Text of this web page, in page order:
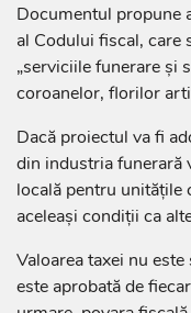
Documentul propune
al Codului fiscal, care
„serviciile funerare și
coroanelor, florilor
Dacă proiectul va fi
din industria funerară
locală pentru unitățile
aceleași condiții ca
Valoarea taxei nu
este aprobată de